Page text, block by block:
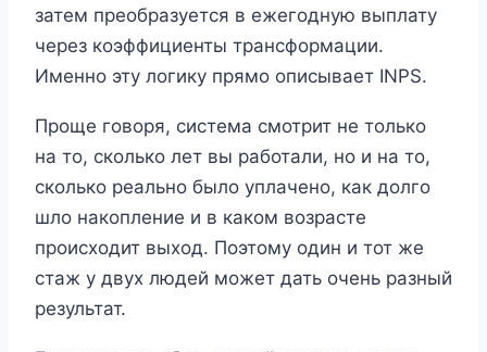
затем преобразуется в ежегодную выплату
через коэффициенты трансформации.
Именно эту логику прямо описывает INPS.
Проще говоря, система смотрит не только
на то, сколько лет вы работали, но и на то,
сколько реально было уплачено, как долго
шло накопление и в каком возрасте
происходит выход. Поэтому один и тот же
стаж у двух людей может дать очень разный
результат.